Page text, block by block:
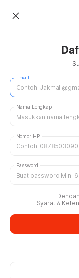
close
Email
Nama Lengkap
Nomor HP
Password
Syarat &